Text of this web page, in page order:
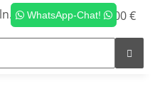
WhatsApp-Chat! 0,00 €